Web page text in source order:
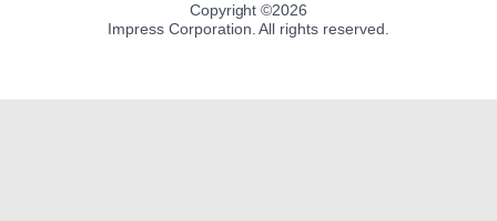
Copyright ©2026
Impress Corporation. All rights reserved.